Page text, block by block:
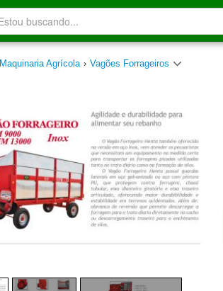
Maquinaria Agrícola › Vagões Forrageiros